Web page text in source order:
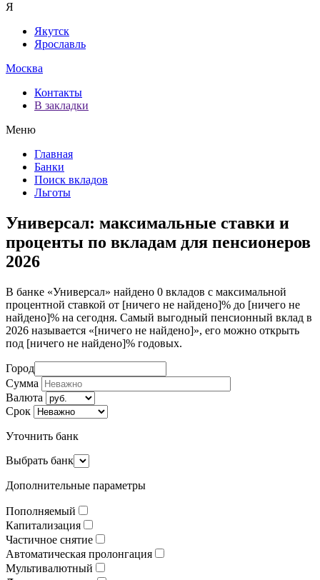
Я
Якутск
Ярославль
Москва
Контакты
В закладки
Меню
Главная
Банки
Поиск вкладов
Льготы
Универсал: максимальные ставки и
проценты по вкладам для пенсионеров
2026
В банке «Универсал» найдено 0 вкладов с максимальной
процентной ставкой от [ничего не найдено]% до [ничего не
найдено]% на сегодня. Самый выгодный пенсионный вклад в
2026 называется «[ничего не найдено]», его можно открыть
под [ничего не найдено]% годовых.
Город
Сумма
Валюта
Срок
Уточнить банк
Выбрать банк
Дополнительные параметры
Пополняемый
Капитализация
Частичное снятие
Автоматическая пролонгация
Мультивалютный